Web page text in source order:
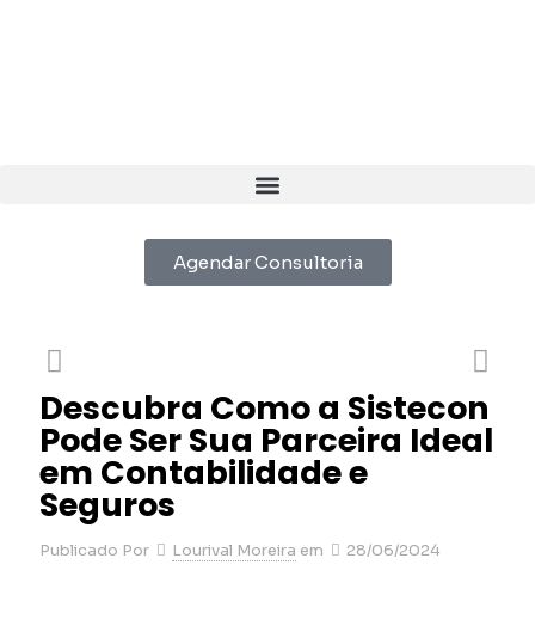
Agendar Consultoria
Descubra Como a Sistecon
Pode Ser Sua Parceira Ideal
em Contabilidade e
Seguros
Publicado Por Lourival Moreira em 28/06/2024